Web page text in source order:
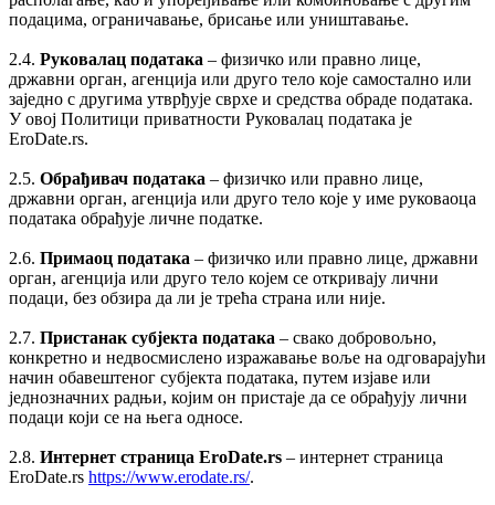
подацима, ограничавање, брисање или уништавање.
2.4. Руковалац података – физичко или правно лице,
државни орган, агенција или друго тело које самостално или
заједно с другима утврђује сврхе и средства обраде података.
У овој Политици приватности Руковалац података је
EroDate.rs.
2.5. Обрађивач података – физичко или правно лице,
државни орган, агенција или друго тело које у име руковаоца
података обрађује личне податке.
2.6. Примаоц података – физичко или правно лице, државни
орган, агенција или друго тело којем се откривају лични
подаци, без обзира да ли је трећа страна или није.
2.7. Пристанак субјекта података – свако добровољно,
конкретно и недвосмислено изражавање воље на одговарајући
начин обавештеног субјекта података, путем изјаве или
једнозначних радњи, којим он пристаје да се обрађују лични
подаци који се на њега односе.
2.8. Интернет страница EroDate.rs – интернет страница
EroDate.rs https://www.erodate.rs/.